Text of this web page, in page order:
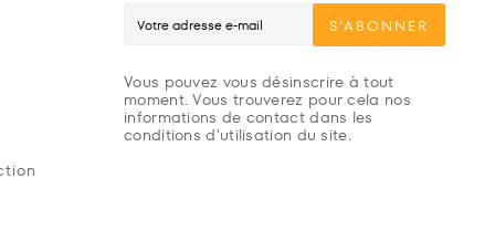
S’ABONNER
Vous pouvez vous désinscrire à tout
moment. Vous trouverez pour cela nos
informations de contact dans les
conditions d'utilisation du site.